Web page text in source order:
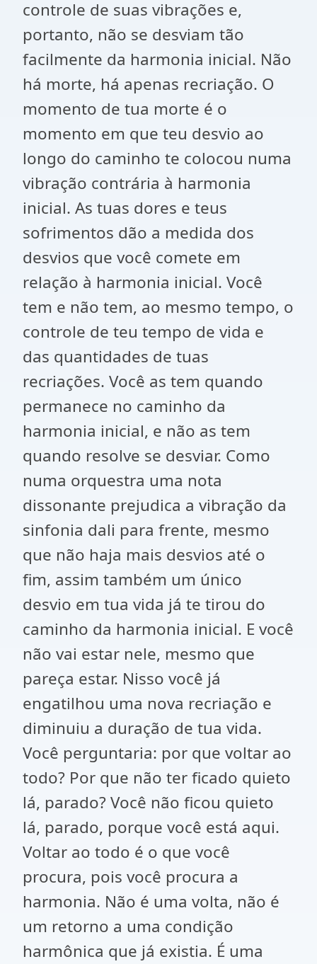
controle de suas vibrações e,
portanto, não se desviam tão
facilmente da harmonia inicial. Não
há morte, há apenas recriação. O
momento de tua morte é o
momento em que teu desvio ao
longo do caminho te colocou numa
vibração contrária à harmonia
inicial. As tuas dores e teus
sofrimentos dão a medida dos
desvios que você comete em
relação à harmonia inicial. Você
tem e não tem, ao mesmo tempo, o
controle de teu tempo de vida e
das quantidades de tuas
recriações. Você as tem quando
permanece no caminho da
harmonia inicial, e não as tem
quando resolve se desviar. Como
numa orquestra uma nota
dissonante prejudica a vibração da
sinfonia dali para frente, mesmo
que não haja mais desvios até o
fim, assim também um único
desvio em tua vida já te tirou do
caminho da harmonia inicial. E você
não vai estar nele, mesmo que
pareça estar. Nisso você já
engatilhou uma nova recriação e
diminuiu a duração de tua vida.
Você perguntaria: por que voltar ao
todo? Por que não ter ficado quieto
lá, parado? Você não ficou quieto
lá, parado, porque você está aqui.
Voltar ao todo é o que você
procura, pois você procura a
harmonia. Não é uma volta, não é
um retorno a uma condição
harmônica que já existia. É uma